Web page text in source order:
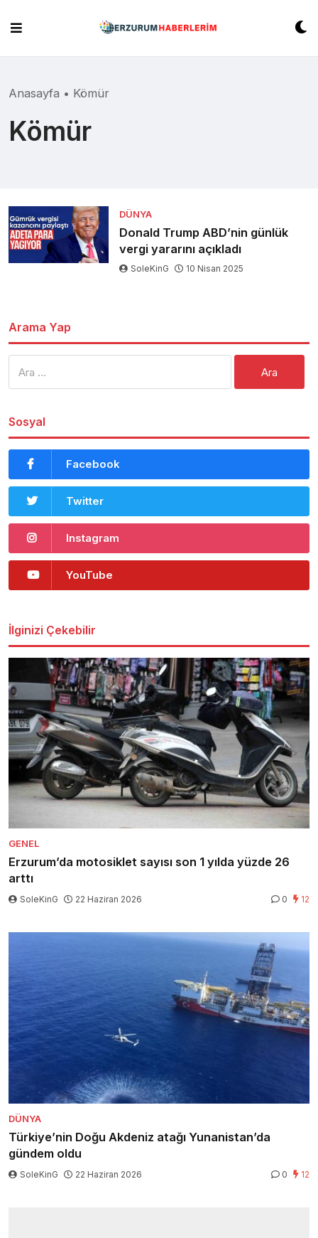
content
Anasayfa • Kömür
Kömür
DÜNYA
Donald Trump ABD’nin günlük
vergi yararını açıkladı
SoleKinG 10 Nisan 2025
Arama Yap
Sosyal
Facebook
Twitter
Instagram
YouTube
İlginizi Çekebilir
GENEL
Erzurum’da motosiklet sayısı son 1 yılda yüzde 26
arttı
SoleKinG 22 Haziran 2026 0 12
DÜNYA
Türkiye’nin Doğu Akdeniz atağı Yunanistan’da
gündem oldu
SoleKinG 22 Haziran 2026 0 12